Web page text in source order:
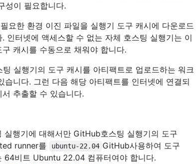
성이 필요합니다.
요한 환경 이진 파일을 실행기 도구 캐시에 다운로드
인터넷에 액세스할 수 없는 자체 호스팅 실행기는 이
캐시를 수동으로 채워야 합니다.
실행기의 도구 캐시를 아티팩트로 업로드하는 워크
니다. 그런 다음 해당 아티팩트를 인터넷에 연결되
추출할 수 있습니다.
행기에 대해서만 GitHub호스팅 실행기의 도구
runner를
ubuntu-22.04 GitHub사용하여 도구
64비트 Ubuntu 22.04 컴퓨터여야 합니다.